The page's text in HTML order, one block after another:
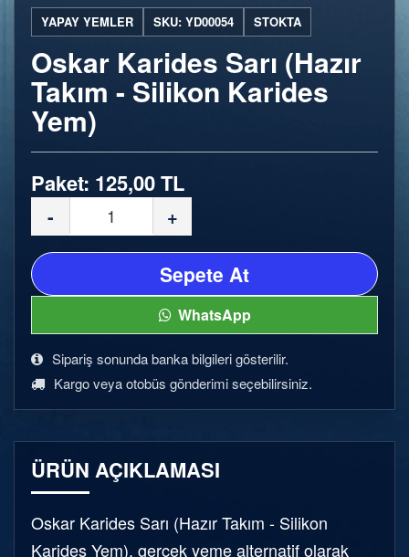
YAPAY YEMLER SKU: YD00054 STOKTA
Oskar Karides Sarı (Hazır
Takım - Silikon Karides
Yem)
Paket: 125,00 TL
- +
Sepete At
WhatsApp
Sipariş sonunda banka bilgileri gösterilir.
Kargo veya otobüs gönderimi seçebilirsiniz.
ÜRÜN AÇIKLAMASI
Oskar Karides Sarı (Hazır Takım - Silikon
Karides Yem), gerçek yeme alternatif olarak